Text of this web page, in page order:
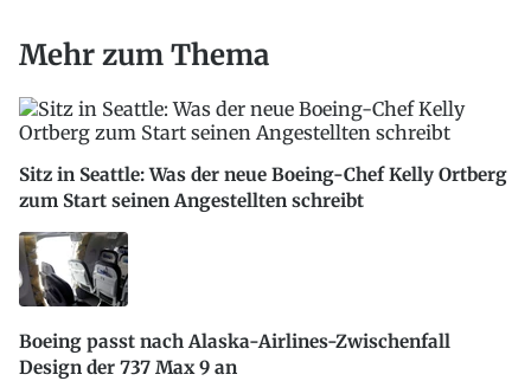
Mehr zum Thema
Sitz in Seattle: Was der neue Boeing-Chef Kelly Ortberg
zum Start seinen Angestellten schreibt
Boeing passt nach Alaska-Airlines-Zwischenfall
Design der 737 Max 9 an